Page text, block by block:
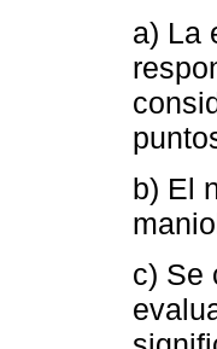
a) La
b) El
c) Se